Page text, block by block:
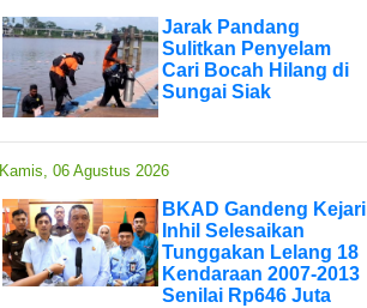
Jarak Pandang
Sulitkan Penyelam
Cari Bocah Hilang di
Sungai Siak
Kamis, 06 Agustus 2026
BKAD Gandeng Kejari
Inhil Selesaikan
Tunggakan Lelang 18
Kendaraan 2007-2013
Senilai Rp646 Juta